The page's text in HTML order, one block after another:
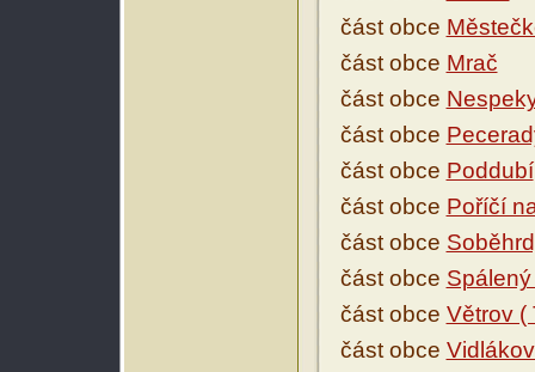
část obce
část obce Mrač
část obce
část obce
část obce Poddubí
část obce Poříčí
část obce
část obce
část obce Větrov (
část obce